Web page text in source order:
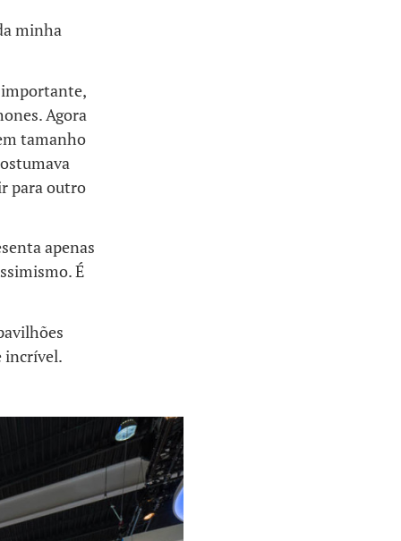
minha
importante,
Agora
tamanho
para outro
apenas
É
incrível.